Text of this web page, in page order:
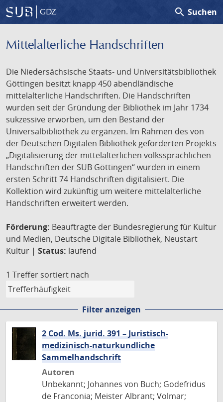
GDZ search Suchen
Mittelalterliche Handschriften
Die Niedersächsische Staats- und Universitätsbibliothek
Göttingen besitzt knapp 450 abendländische
mittelalterliche Handschriften. Die Handschriften
wurden seit der Gründung der Bibliothek im Jahr 1734
sukzessive erworben, um den Bestand der
Universalbibliothek zu ergänzen. Im Rahmen des von
der Deutschen Digitalen Bibliothek geförderten Projekts
„Digitalisierung der mittelalterlichen volkssprachlichen
Handschriften der SUB Göttingen“ wurden in einem
ersten Schritt 74 Handschriften digitalisiert. Die
Kollektion wird zukünftig um weitere mittelalterliche
Handschriften erweitert werden.
Förderung: Beauftragte der Bundesregierung für Kultur
und Medien, Deutsche Digitale Bibliothek, Neustart
Kultur | Status: laufend
1 Treffer sortiert nach
Filter anzeigen
2 Cod. Ms. jurid. 391 – Juristisch-
medizinisch-naturkundliche
Sammelhandschrift
Autoren
Unbekannt; Johannes von Buch; Godefridus
de Franconia; Meister Albrant; Volmar;